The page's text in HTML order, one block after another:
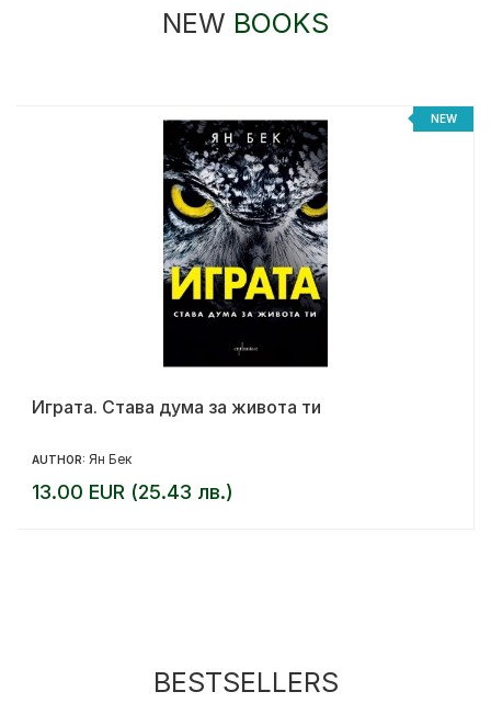
NEW BOOKS
NEW
Играта. Става дума за живота ти
AUTHOR: Ян Бек
13.00 EUR (25.43 лв.)
BESTSELLERS